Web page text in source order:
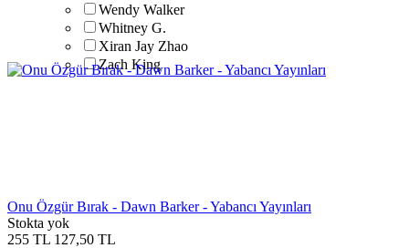
Wendy Walker
Whitney G.
Xiran Jay Zhao
Zach King
Onu Özgür Bırak - Dawn Barker - Yabancı Yayınları
Stokta yok
255 TL 127,50 TL